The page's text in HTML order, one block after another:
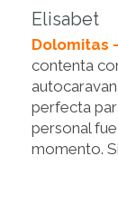
Elisabet
Dolomitas
contenta
perfecta
personal
momento.